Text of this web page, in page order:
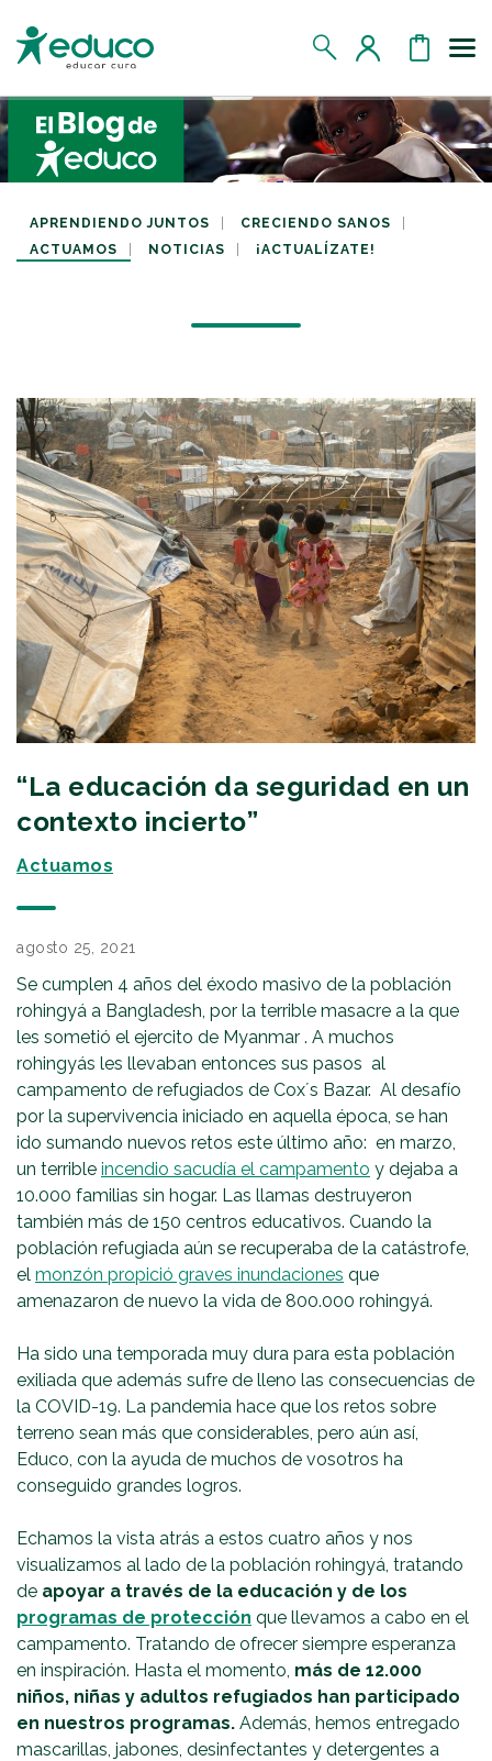
MIS DATOS
MIS APADRINADOS
MIS RETOS SOLIDARIOS
CERRAR SESIÓN
APRENDIENDO JUNTOS
CRECIENDO SANOS
ACTUAMOS
NOTICIAS ¡ACTUALÍZATE!
“La educación da seguridad en un
contexto incierto”
Actuamos
agosto 25, 2021
Se cumplen 4 años del éxodo masivo de la población
rohingyá a Bangladesh, por la terrible masacre a la que
les sometió el ejercito de Myanmar . A muchos
rohingyás les llevaban entonces sus pasos al
campamento de refugiados de Cox´s Bazar. Al desafío
por la supervivencia iniciado en aquella época, se han
ido sumando nuevos retos este último año: en marzo,
un terrible incendio sacudía el campamento y dejaba a
10.000 familias sin hogar. Las llamas destruyeron
también más de 150 centros educativos. Cuando la
población refugiada aún se recuperaba de la catástrofe,
el monzón propició graves inundaciones que
amenazaron de nuevo la vida de 800.000 rohingyá.
Ha sido una temporada muy dura para esta población
exiliada que además sufre de lleno las consecuencias de
la COVID-19. La pandemia hace que los retos sobre
terreno sean más que considerables, pero aún así,
Educo, con la ayuda de muchos de vosotros ha
conseguido grandes logros.
Echamos la vista atrás a estos cuatro años y nos
visualizamos al lado de la población rohingyá, tratando
de apoyar a través de la educación y de los
programas de protección que llevamos a cabo en el
campamento. Tratando de ofrecer siempre esperanza
en inspiración. Hasta el momento, más de 12.000
niños, niñas y adultos refugiados han participado
en nuestros programas. Además, hemos entregado
mascarillas, jabones, desinfectantes y detergentes a